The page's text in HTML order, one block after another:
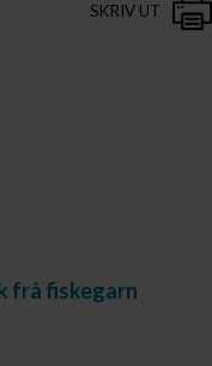
SKRIV UT
frå fiskegarn